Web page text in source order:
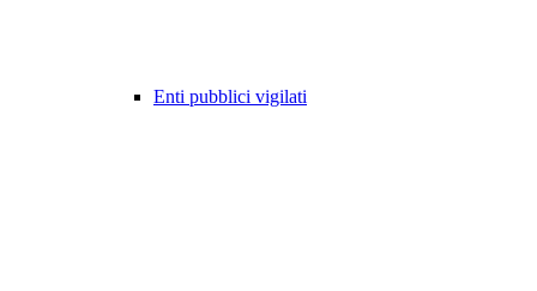
Enti pubblici vigilati